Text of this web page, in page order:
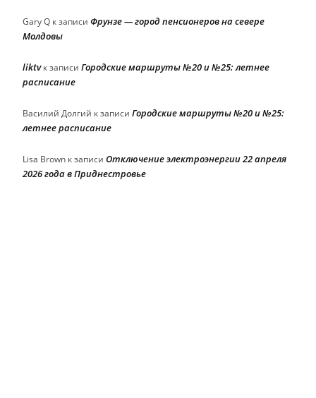
Gary Q к записи Фрунзе — город пенсионеров на севере
Молдовы
liktvк записи Городские маршруты №20 и №25: летнее
расписание
Василий Долгий к записи Городские маршруты №20 и №25:
летнее расписание
Lisa Brown к записи Отключение электроэнергии 22 апреля
2026 года в Приднестровье